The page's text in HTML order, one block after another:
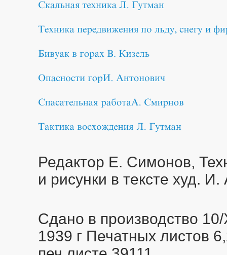
Редактор Е. Симонов,
и рисунки в тексте худ.
Сдано в производство
1939 г Печатных листов